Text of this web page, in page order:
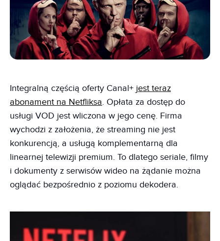
Integralną częścią oferty Canal+ jest teraz
abonament na Netfliksa. Opłata za dostęp do
usługi VOD jest wliczona w jego cenę. Firma
wychodzi z założenia, że streaming nie jest
konkurencją, a usługą komplementarną dla
linearnej telewizji premium. To dlatego seriale, filmy
i dokumenty z serwisów wideo na żądanie można
oglądać bezpośrednio z poziomu dekodera.